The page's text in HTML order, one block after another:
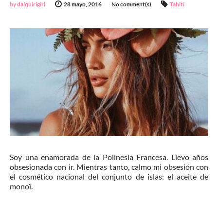
by daiquirigirl 28 mayo, 2016 No comment(s) Tahiti
Soy una enamorada de la Polinesia Francesa. Llevo años
obsesionada con ir. Mientras tanto, calmo mi obsesión con
el cosmético nacional del conjunto de islas: el aceite de
monoï.